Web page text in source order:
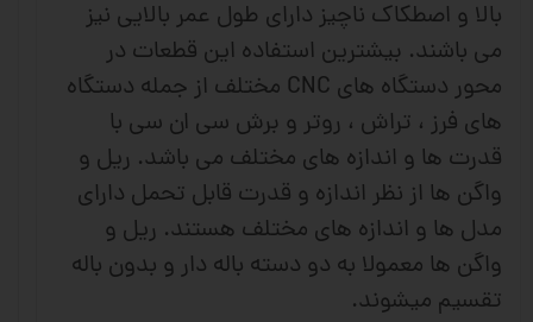
بالا و اصطکاک ناچیز دارای طول عمر بالایی نیز
می باشند. بیشترین استفاده این قطعات در
محور دستگاه های CNC مختلف از جمله دستگاه
های فرز ، تراش ، روتر و برش سی ان سی با
قدرت ها و اندازه های مختلف می باشد. ریل و
واگن ها از نظر اندازه و قدرت قابل تحمل دارای
مدل ها و اندازه های مختلف هستند. ریل و
واگن ها معمولا به دو دسته باله دار و بدون باله
تقسیم میشوند.